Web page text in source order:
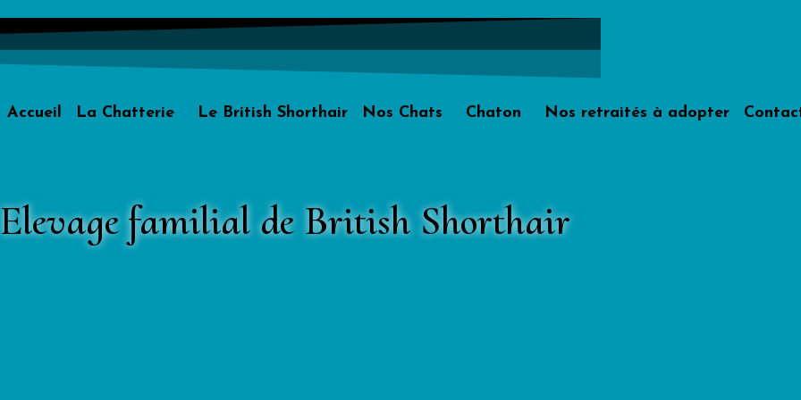
Accueil La Chatterie Le British Shorthair Nos Chats Chaton Nos retraités à adopter
Elevage familial de British Shorthair